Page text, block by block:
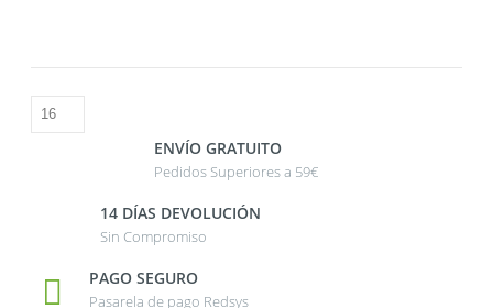
ENVÍO GRATUITO
Pedidos Superiores a 59€
14 DÍAS DEVOLUCIÓN
Sin Compromiso
PAGO SEGURO
Pasarela de pago Redsys